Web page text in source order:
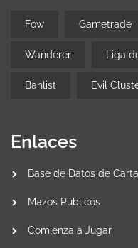
Fow Gametrade
Wanderer Liga
Banlist Evil
Enlaces
Base de Datos de
Mazos Públicos
Comienza a Jugar